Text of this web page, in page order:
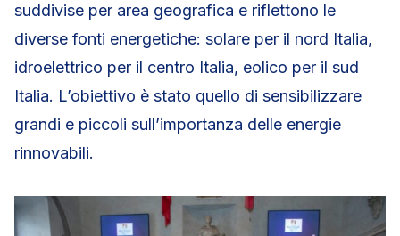
suddivise per area geografica e riflettono le
diverse fonti energetiche: solare per il nord Italia,
idroelettrico per il centro Italia, eolico per il sud
Italia. L’obiettivo è stato quello di sensibilizzare
grandi e piccoli sull’importanza delle energie
rinnovabili.